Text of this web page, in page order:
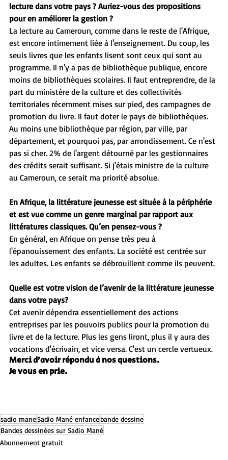
lecture dans votre pays ? Auriez-vous des propositions
pour en améliorer la gestion ?
La lecture au Cameroun, comme dans le reste de l'Afrique,
est encore intimement liée à l'enseignement. Du coup, les
seuls livres que les enfants lisent sont ceux qui sont au
programme. Il n'y a pas de bibliothèque publique, encore
moins de bibliothèques scolaires. Il faut entreprendre, de la
part du ministère de la culture et des collectivités
territoriales récemment mises sur pied, des campagnes de
promotion du livre. Il faut doter le pays de bibliothèques.
Au moins une bibliothèque par région, par ville, par
département, et pourquoi pas, par arrondissement. Ce n'est
pas si cher. 2% de l'argent détourné par les gestionnaires
des crédits serait suffisant. Si j'étais ministre de la culture
au Cameroun, ce serait ma priorité absolue.
En Afrique, la littérature jeunesse est située à la périphérie
et est vue comme un genre marginal par rapport aux
littératures classiques. Qu’en pensez-vous ?
En général, en Afrique on pense très peu à
l'épanouissement des enfants. La société est centrée sur
les adultes. Les enfants se débrouillent comme ils peuvent.
Quelle est votre vision de l’avenir de la littérature jeunesse
dans votre pays?
Cet avenir dépendra essentiellement des actions
entreprises par les pouvoirs publics pour la promotion du
livre et de la lecture. Plus les gens liront, plus il y aura des
vocations d'écrivain, et vice versa. C'est un cercle vertueux.
Merci d’avoir répondu à nos questions.
Je vous en prie.
sadio maneSadio Mané enfancebande dessine
Bandes dessinées sur Sadio Mané
Abonnement gratuit